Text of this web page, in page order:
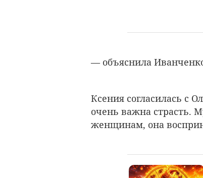
— объяснила
Ксения согласилась с
очень важна страсть.
женщинам, она